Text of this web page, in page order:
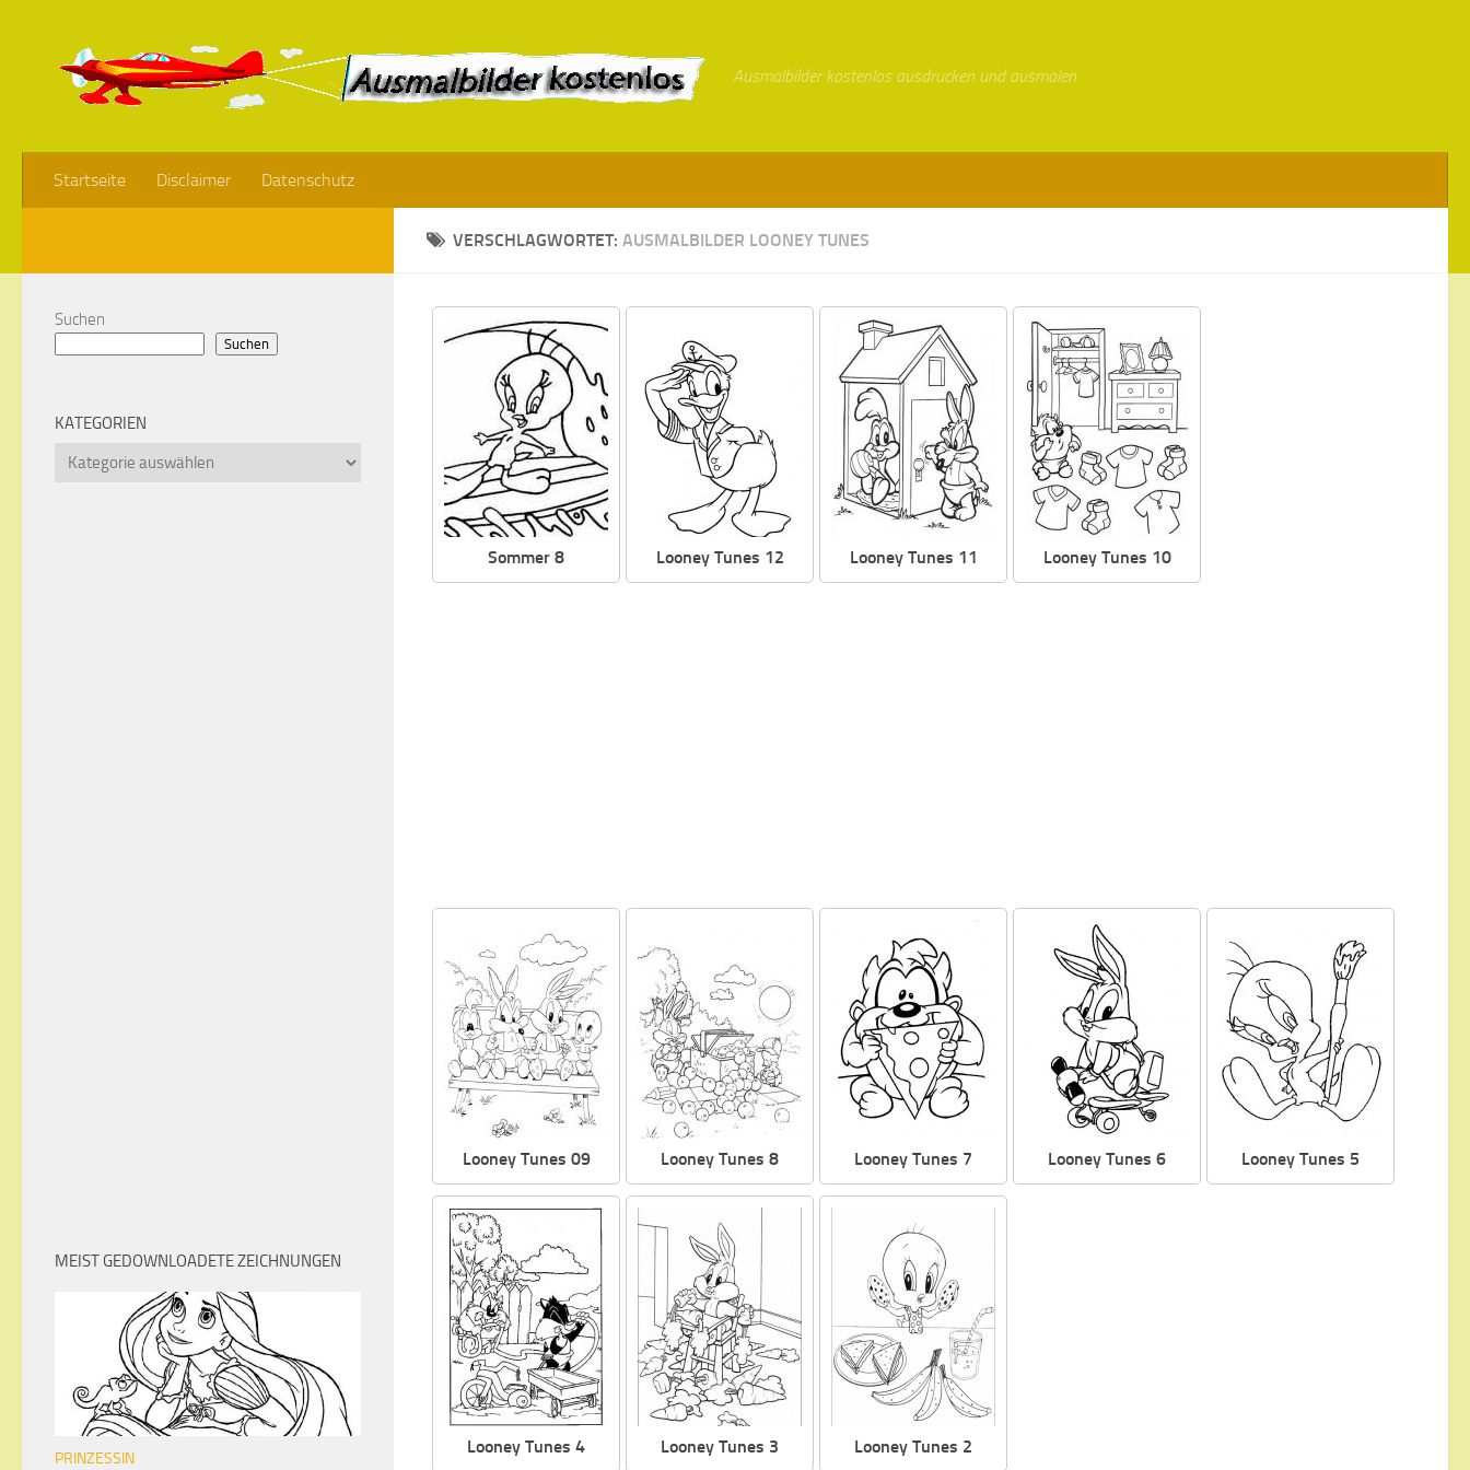
Ausmalbilder kostenlos ausdrucken und ausmalen
Startseite Disclaimer Datenschutz
VERSCHLAGWORTET: AUSMALBILDER LOONEY TUNES
Sommer 8 Looney Tunes 12 Looney Tunes 11 Looney Tunes 10
Looney Tunes 09 Looney Tunes 8 Looney Tunes 7 Looney Tunes 6 Looney Tunes 5
Looney Tunes 4 Looney Tunes 3 Looney Tunes 2
Suchen
Suchen
KATEGORIEN
Kategorien
MEIST GEDOWNLOADETE ZEICHNUNGEN
PRINZESSIN